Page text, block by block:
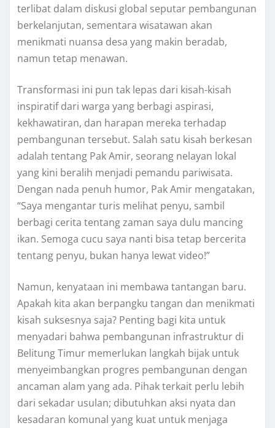
terlibat dalam diskusi global seputar pembangunan
berkelanjutan, sementara wisatawan akan
menikmati nuansa desa yang makin beradab,
namun tetap menawan.
Transformasi ini pun tak lepas dari kisah-kisah
inspiratif dari warga yang berbagi aspirasi,
kekhawatiran, dan harapan mereka terhadap
pembangunan tersebut. Salah satu kisah berkesan
adalah tentang Pak Amir, seorang nelayan lokal
yang kini beralih menjadi pemandu pariwisata.
Dengan nada penuh humor, Pak Amir mengatakan,
“Saya mengantar turis melihat penyu, sambil
berbagi cerita tentang zaman saya dulu mancing
ikan. Semoga cucu saya nanti bisa tetap bercerita
tentang penyu, bukan hanya lewat video!”
Namun, kenyataan ini membawa tantangan baru.
Apakah kita akan berpangku tangan dan menikmati
kisah suksesnya saja? Penting bagi kita untuk
menyadari bahwa pembangunan infrastruktur di
Belitung Timur memerlukan langkah bijak untuk
menyeimbangkan progres pembangunan dengan
ancaman alam yang ada. Pihak terkait perlu lebih
dari sekadar usulan; dibutuhkan aksi nyata dan
kesadaran komunal yang kuat untuk menjaga